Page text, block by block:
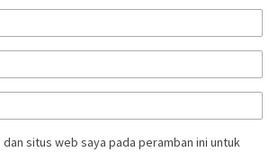
dan situs web saya pada peramban ini untuk